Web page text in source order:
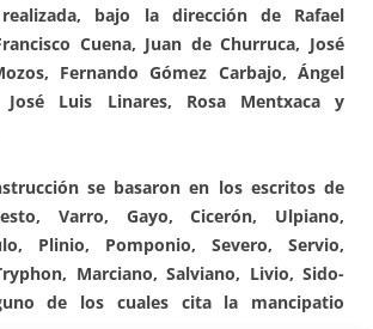
realizada, ba­jo la dirección de Rafael
Cuena, Juan de Chu­rruca, José
Fernando Gómez Carbajo, Ángel
José Luis Linares, Rosa Mentxaca y
se basaron en los escritos de
Varro, Gayo, Cicerón, Ulpiano,
Plinio, Pom­po­nio, Sev­ero, Servio,
Marciano, Salviano, Livio, Si­do­
de los cuales cita la mancipatio